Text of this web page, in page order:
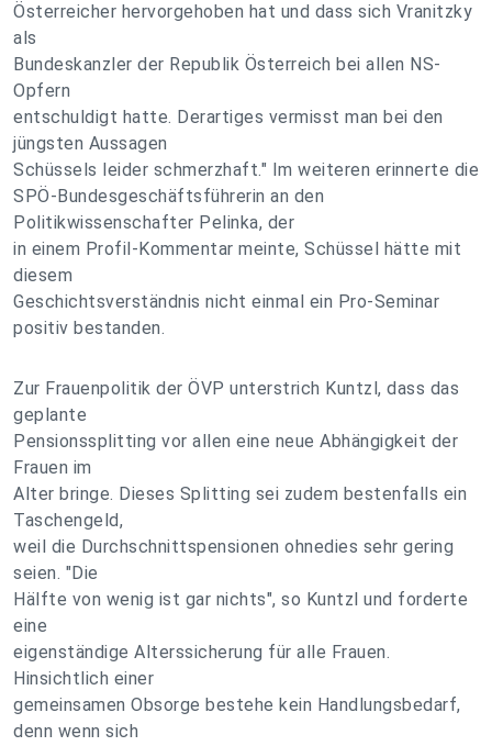
Österreicher hervorgehoben hat und dass sich Vranitzky
als
Bundeskanzler der Republik Österreich bei allen NS-
Opfern
entschuldigt hatte. Derartiges vermisst man bei den
jüngsten Aussagen
Schüssels leider schmerzhaft." Im weiteren erinnerte die
SPÖ-Bundesgeschäftsführerin an den
Politikwissenschafter Pelinka, der
in einem Profil-Kommentar meinte, Schüssel hätte mit
diesem
Geschichtsverständnis nicht einmal ein Pro-Seminar
positiv bestanden.
Zur Frauenpolitik der ÖVP unterstrich Kuntzl, dass das
geplante
Pensionssplitting vor allen eine neue Abhängigkeit der
Frauen im
Alter bringe. Dieses Splitting sei zudem bestenfalls ein
Taschengeld,
weil die Durchschnittspensionen ohnedies sehr gering
seien. "Die
Hälfte von wenig ist gar nichts", so Kuntzl und forderte
eine
eigenständige Alterssicherung für alle Frauen.
Hinsichtlich einer
gemeinsamen Obsorge bestehe kein Handlungsbedarf,
denn wenn sich